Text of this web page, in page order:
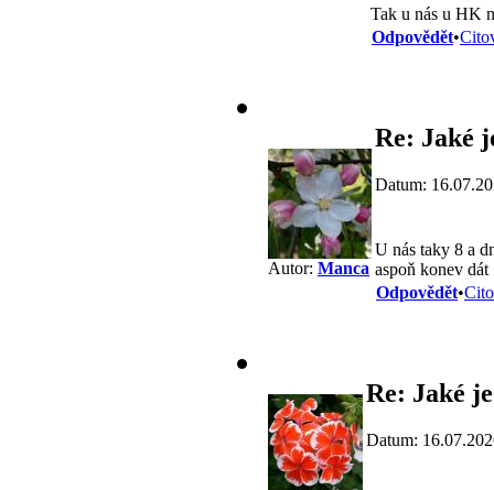
Tak u nás u HK
Odpovědět•
Autor: Manca
Re: Jaké
Datum:
U nás taky 8 a
aspoň konev dát
Odpovědět•
Re: Jaké
Datum: